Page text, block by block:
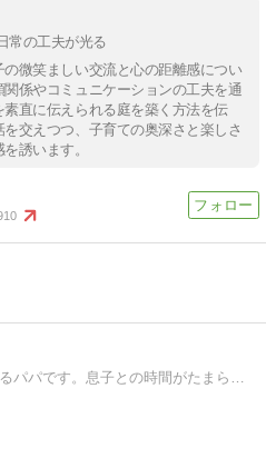
常の工夫が光る
微笑ましい交流と心の距離感につい
係やコミュニケーションの工夫を通
直に伝えられる庭を築く方法を伝
交えつつ、子育ての奥深さと楽しさ
誘います。
2018年夏生まれの息子がいるパパです。息子との時間がたまらなく楽しい。そんな息子との日々のブログです。初めての子育て奮闘中ですwww 楽しいコト・面白いコト・幸せなコトって溢れているよね☆それを見つけるコト・気付くコト♪